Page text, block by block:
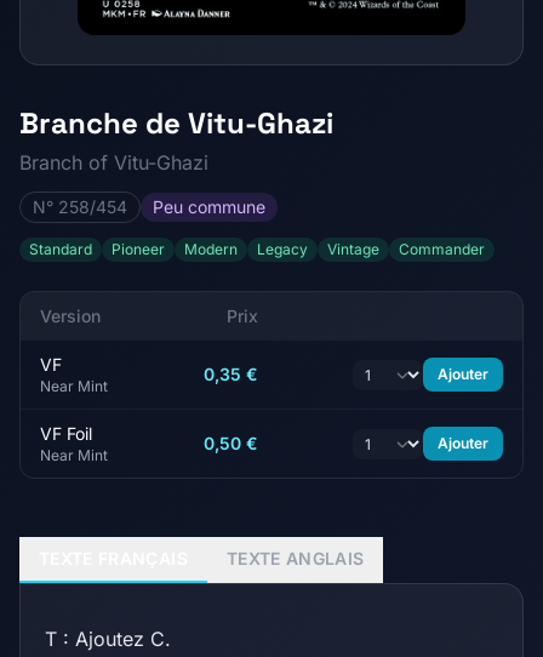
Branche de Vitu-Ghazi
Branch of Vitu-Ghazi
N° 258/454 Peu commune
Standard Pioneer Modern Legacy Vintage Commander
Version Prix
VF
Near Mint
0,35 € Ajouter
VF Foil
Near Mint
0,50 € Ajouter
TEXTE ANGLAIS
T : Ajoutez C.